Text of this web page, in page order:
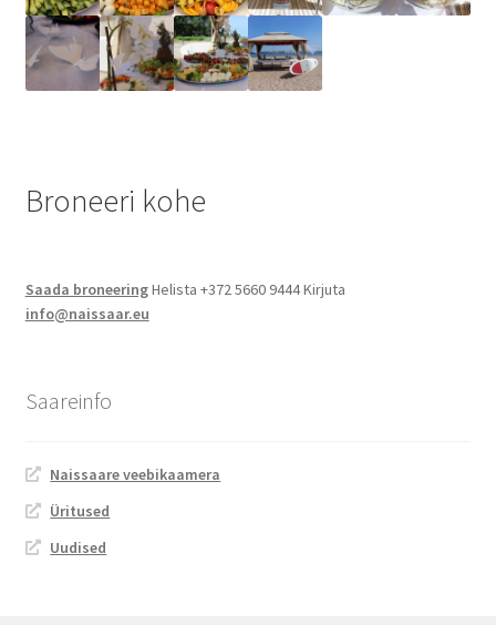
Dresiinisõidud
Orienteerumine
UTV matk
Catering
Broneeri kohe
Saada broneeringHelista +372 5660 9444 Kirjuta
info@naissaar.eu
Saareinfo
Naissaare veebikaamera
Üritused
Uudised